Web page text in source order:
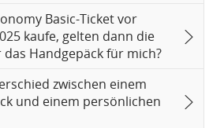
Basic-Ticket vor
kaufe, gelten dann die
Handgepäck für mich?
zwischen einem
und einem persönlichen